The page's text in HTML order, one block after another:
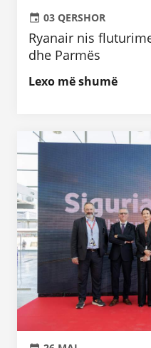
03 QERSHOR
Ryanair nis
dhe Parmës
Lexo më shumë